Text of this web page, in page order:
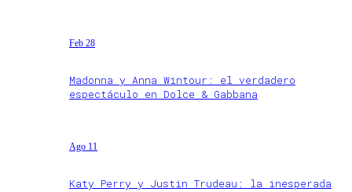
Feb 28
Madonna y Anna Wintour: el verdadero
espectáculo en Dolce & Gabbana
Ago 11
Katy Perry y Justin Trudeau: la inesperada